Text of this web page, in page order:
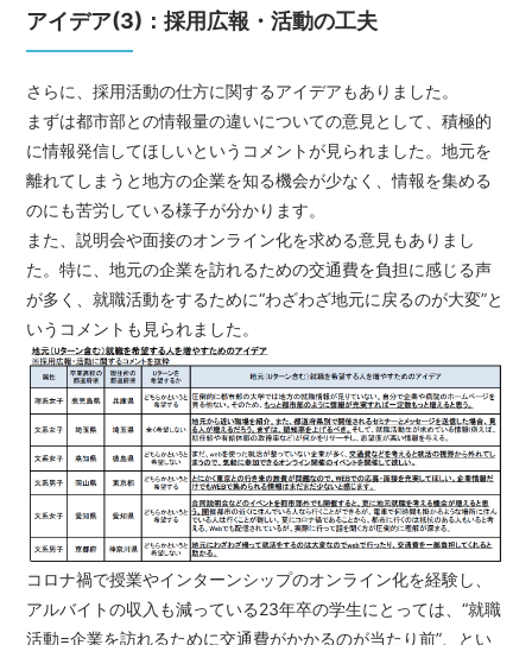
アイデア(3)：採用広報・活動の工夫
さらに、採用活動の仕方に関するアイデアもありました。
まずは都市部との情報量の違いについての意見として、積極的
に情報発信してほしいというコメントが見られました。地元を
離れてしまうと地方の企業を知る機会が少なく、情報を集める
のにも苦労している様子が分かります。
また、説明会や面接のオンライン化を求める意見もありまし
た。特に、地元の企業を訪れるための交通費を負担に感じる声
が多く、就職活動をするために“わざわざ地元に戻るのが大変”と
いうコメントも見られました。
コロナ禍で授業やインターンシップのオンライン化を経験し、
アルバイトの収入も減っている23年卒の学生にとっては、“就職
活動=企業を訪れるために交通費がかかるのが当たり前”、とい